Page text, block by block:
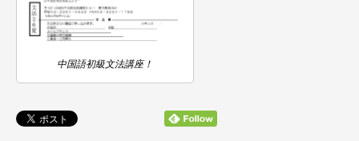
中国語初級文法講座！